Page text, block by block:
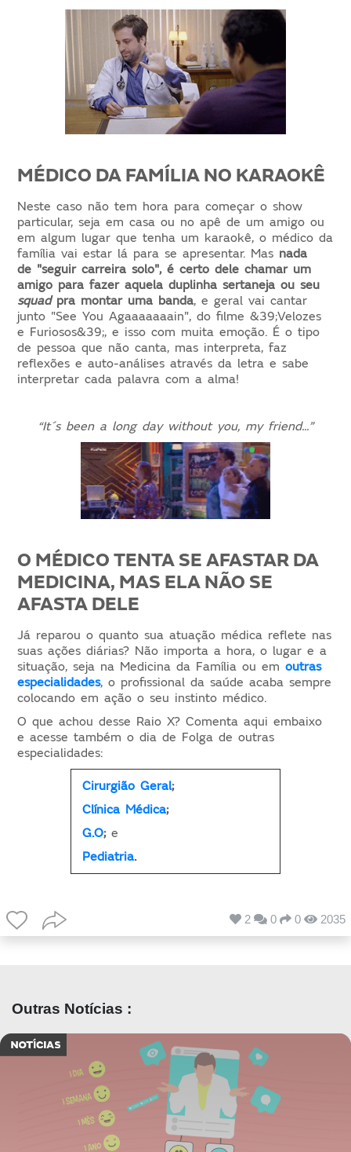
MÉDICO DA FAMÍLIA NO KARAOKÊ
Neste caso não tem hora para começar o show
particular, seja em casa ou no apê de um amigo ou
em algum lugar que tenha um karaokê, o médico da
família vai estar lá para se apresentar. Mas nada
de "seguir carreira solo", é certo dele chamar um
amigo para fazer aquela duplinha sertaneja ou seu
squadpra montar uma banda, e geral vai cantar
junto "See You Agaaaaaaain", do filme &39;Velozes
e Furiosos&39;, e isso com muita emoção. É o tipo
de pessoa que não canta, mas interpreta, faz
reflexões e auto-análises através da letra e sabe
interpretar cada palavra com a alma!
“It´s been a long day without you, my friend...”
O MÉDICO TENTA SE AFASTAR DA
MEDICINA, MAS ELA NÃO SE
AFASTA DELE
Já reparou o quanto sua atuação médica reflete nas
suas ações diárias? Não importa a hora, o lugar e a
situação, seja na Medicina da Família ou emoutras
especialidades, o profissional da saúde acaba sempre
colocando em ação o seu instinto médico.
O que achou desse Raio X? Comenta aqui embaixo
e acesse também o dia de Folga de outras
especialidades:
Cirurgião Geral;
Clínica Médica;
G.O;e
Pediatria.
2 0 0 2035
Outras Notícias :